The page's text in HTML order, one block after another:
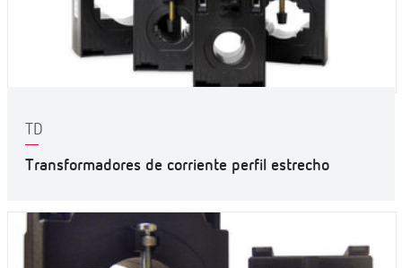
TD
Transformadores de corriente perfil estrecho